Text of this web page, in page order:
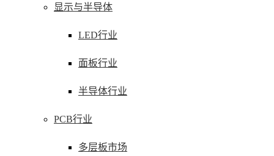
显示与半导体
LED行业
面板行业
半导体行业
PCB行业
多层板市场